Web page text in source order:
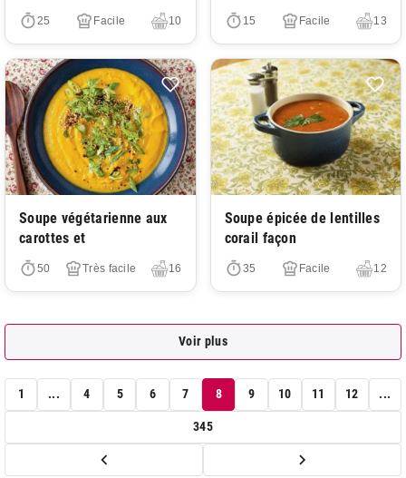
25 Facile 10 15 Facile 13
Très facile
Soupe végétarienne aux
carottes et
50 Très facile 16
Très facile
Soupe épicée de lentilles
corail façon
35 Facile 12
Voir plus
1 ... 4 5 6 7 8 9 10 11 12 ...
345